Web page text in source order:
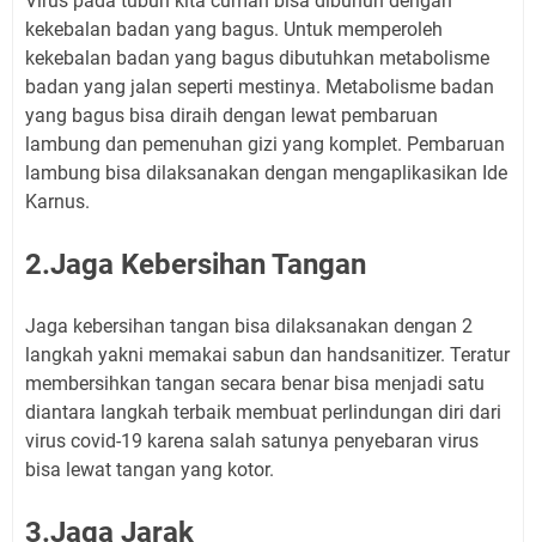
kekebalan badan yang bagus. Untuk memperoleh
kekebalan badan yang bagus dibutuhkan metabolisme
badan yang jalan seperti mestinya. Metabolisme badan
yang bagus bisa diraih dengan lewat pembaruan
lambung dan pemenuhan gizi yang komplet. Pembaruan
lambung bisa dilaksanakan dengan mengaplikasikan Ide
Karnus.
2.Jaga Kebersihan Tangan
Jaga kebersihan tangan bisa dilaksanakan dengan 2
langkah yakni memakai sabun dan handsanitizer. Teratur
membersihkan tangan secara benar bisa menjadi satu
diantara langkah terbaik membuat perlindungan diri dari
virus covid-19 karena salah satunya penyebaran virus
bisa lewat tangan yang kotor.
3.Jaga Jarak